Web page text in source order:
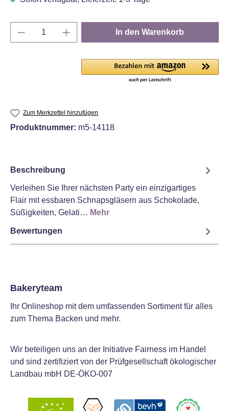
Produkt Anzahl: Gib den gewünschten
In den Warenkorb
Zum Merkzettel hinzufügen
Produktnummer: m5-14118
Beschreibung
Verleihen Sie Ihrer nächsten Party ein einzigartiges
Flair mit essbaren Schnapsgläsern aus Schokolade,
Süßigkeiten, Gelati… Mehr
Bewertungen
Bakeryteam
Ihr Onlineshop mit dem umfassenden Sortiment für alles
zum Thema Backen und mehr.
Wir beteiligen uns an der Initiative Fairness im Handel
und sind zertifiziert von der Prüfgesellschaft ökologischer
Landbau mbH DE-ÖKO-007